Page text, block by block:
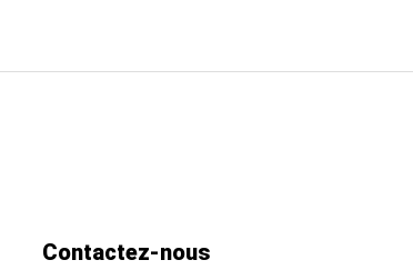
Contactez-nous